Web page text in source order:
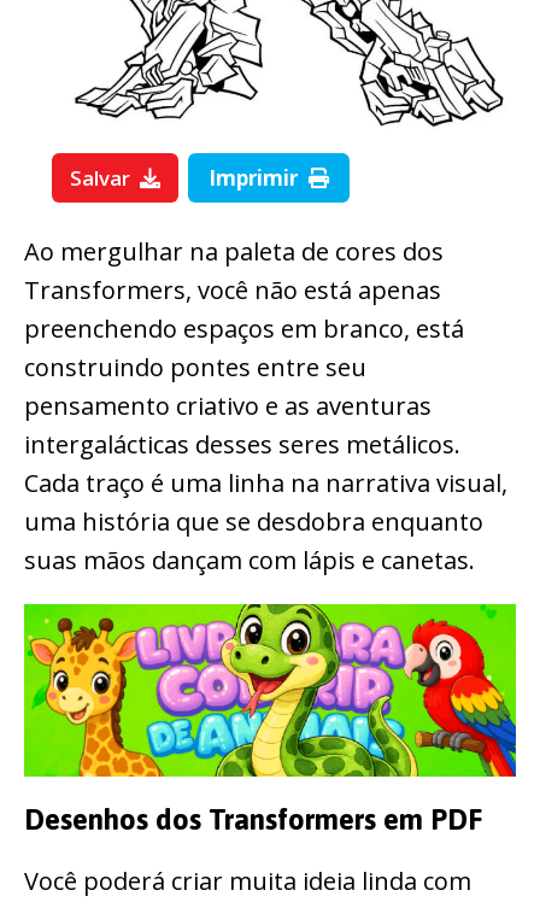
Salvar Imprimir
Ao mergulhar na paleta de cores dos
Transformers, você não está apenas
preenchendo espaços em branco, está
construindo pontes entre seu
pensamento criativo e as aventuras
intergalácticas desses seres metálicos.
Cada traço é uma linha na narrativa visual,
uma história que se desdobra enquanto
suas mãos dançam com lápis e canetas.
Desenhos dos Transformers em PDF
Você poderá criar muita ideia linda com